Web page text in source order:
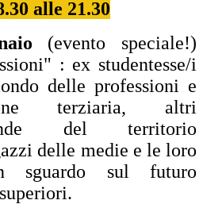
alle 21.30
(evento speciale!)
: ex studentesse/i
delle professioni e
terziaria, altri
del territorio
delle medie e le loro
sguardo sul futuro